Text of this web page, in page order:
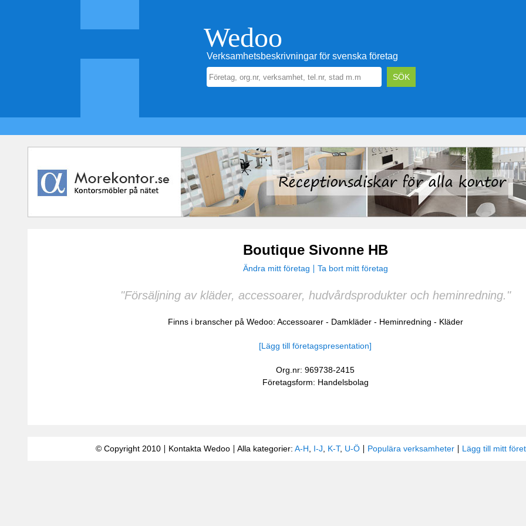
Wedoo
Verksamhetsbeskrivningar för svenska företag
Boutique Sivonne HB
Ändra mitt företag Ta bort mitt företag
"Försäljning av kläder, accessoarer, hudvårdsprodukter och heminredning."
Finns i branscher på Wedoo: Accessoarer- Damkläder- Heminredning - Kläder
[Lägg till företagspresentation]
Org.nr: 969738-2415
Företagsform: Handelsbolag
© Copyright 2010 Kontakta Wedoo Alla kategorier: A-H I-J K-T, U-Ö Populära verksamheter Lägg till mitt